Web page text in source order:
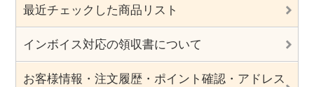
最近チェックした商品リスト
インボイス対応の領収書について
お客様情報・注文履歴・ポイント確認・アドレス